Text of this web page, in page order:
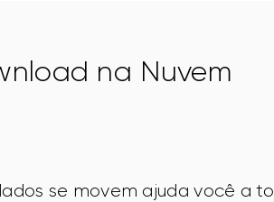
na Nuvem
se movem ajuda você a